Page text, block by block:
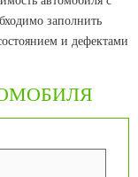
заполнить
и дефектами